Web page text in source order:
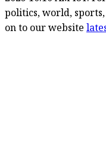
politics, world,
on to our website